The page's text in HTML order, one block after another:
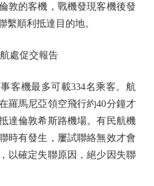
敦的客機，戰機發現客機後發
繫順利抵達目的地。
處促交報告
機最多可載334名乘客。航
羅馬尼亞領空飛行約40分鐘才
達倫敦希斯路機場。有民航機
時有發生，屢試聯絡無效才會
以確定失聯原因，絕少因失聯